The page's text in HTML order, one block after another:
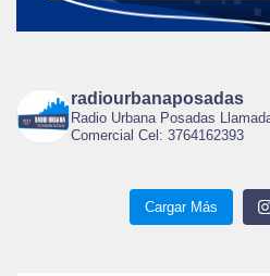
radiourbanaposadas
Radio Urbana Posadas
Comercial Cel: 3764162393
Cargar Más